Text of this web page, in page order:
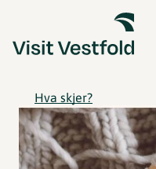
Hva skjer?